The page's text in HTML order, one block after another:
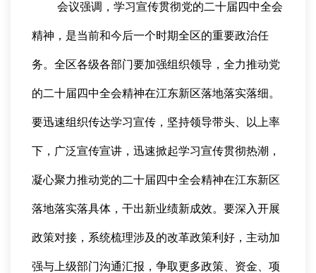
会议强调，学习宣传贯彻党的二十届四中全会
精神，是当前和今后一个时期全区的重要政治任
务。全区各级各部门要加强组织领导，全力推动党
的二十届四中全会精神在江东新区落地落实落细。
要迅速组织传达学习宣传，坚持领导带头、以上率
下，广泛宣传宣讲，迅速掀起学习宣传贯彻热潮，
凝心聚力推动党的二十届四中全会精神在江东新区
落地落实落具体，干出新业绩新成效。要深入开展
政策对接，系统梳理涉及的改革政策利好，主动加
强与上级部门沟通汇报，争取更多政策、资金、项